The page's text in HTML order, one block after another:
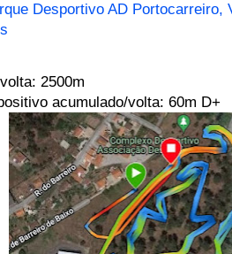
Desportivo AD Portocarreiro,
2500m
acumulado/volta: 60m D+